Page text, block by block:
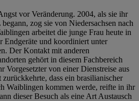
vor Veränderung. 2004, als sie ihr
zog sie von Niedersachsen nach
arbeitet die junge Frau heute in
Endgeräte und koordiniert unter
Der Kontakt mit anderen
gehört in diesem Fachbereich
Vorgesetzter von einer Dienstreise aus
dass ein brasilianischer
Waiblingen kommen werde, reifte in ihr
dieser Besuch als eine Art Austausch